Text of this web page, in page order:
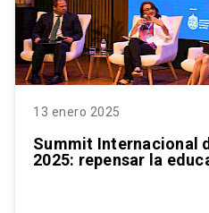
13 enero 2025
Summit Internacional
2025: repensar la